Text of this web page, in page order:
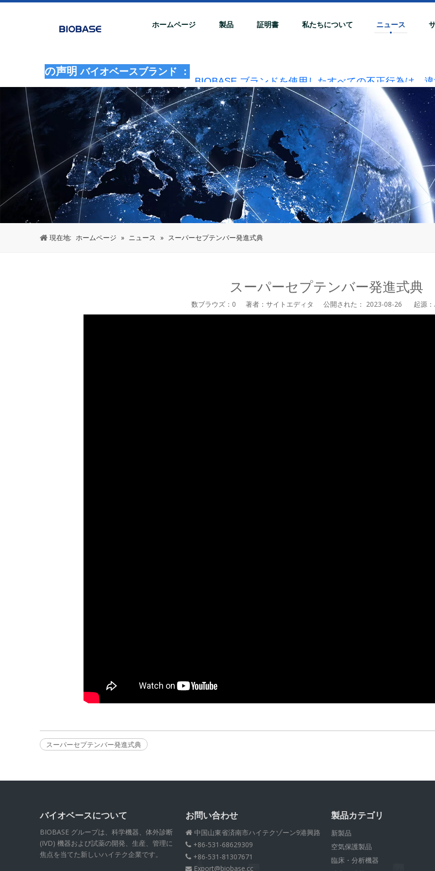
ホームページ 製品 証明書 私たちについて ニュース
の声明バイオベースブランド ：
BIOBASE ブランドを使用したすべての不正行為は、
法的責任を調査します。 20240510
現在地: ホームページ » ニュース » スーパーセプテンバー発進式典
スーパーセプテンバー発進式典
数ブラウズ： 0 著者：サイトエディタ 公開された： 2023-08-26 起源：
スーパーセプテンバー発進式典
バイオベースについて
BIOBASE グループは、科学機器、体外診断
(IVD) 機器および試薬の開発、生産、管理に
焦点を当てた新しいハイテク企業です。
お問い合わせ
 中国山東省済南市ハイテクゾーン9港興路
 +86-531-68629309
 +86-531-81307671
 Export@biobase.cc
製品カテゴリ
新製品
空気保護製品
臨床・分析機器